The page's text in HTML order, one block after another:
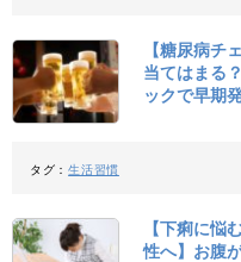
【糖尿病チ
当てはまる
ックで早期
タグ：生活習慣
【下痢に悩
性へ】お腹